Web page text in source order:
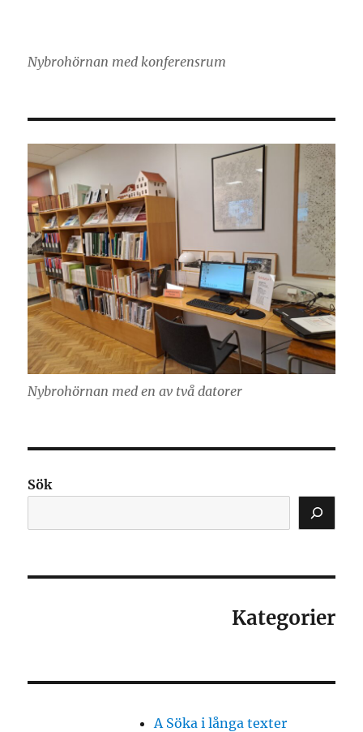
Nybrohörnan med konferensrum
Nybrohörnan med en av två datorer
Sök
Kategorier
A Söka i långa texter